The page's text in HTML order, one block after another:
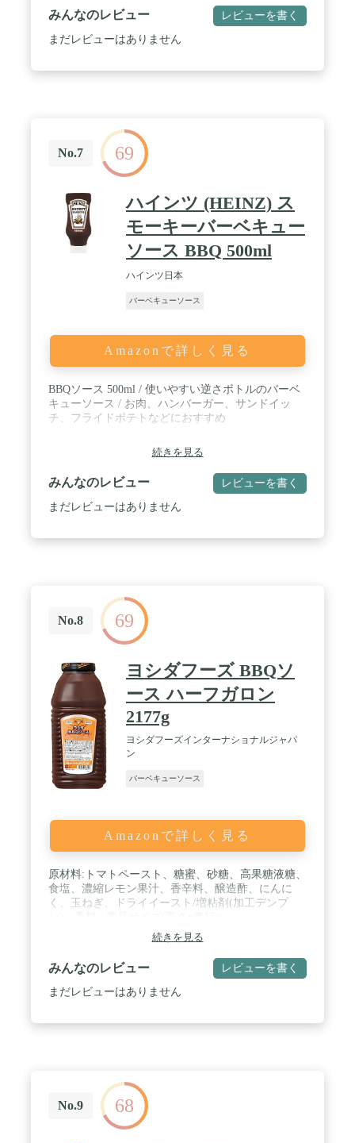
x奥行x幅):23cm×5cm×13cm / 4970077205713
みんなのレビュー レビューを書く
まだレビューはありません
No.7 69
ハインツ (HEINZ) ス
モーキーバーベキュー
ソース BBQ 500ml
ハインツ日本
バーベキューソース
Amazonで詳しく見る
BBQソース 500ml / 使いやすい逆さボトルのバーベ
キューソース / お肉、ハンバーガー、サンドイッ
チ、フライドポテトなどにおすすめ
続きを見る
みんなのレビュー レビューを書く
まだレビューはありません
No.8 69
ヨシダフーズ BBQソ
ース ハーフガロン
2177g
ヨシダフーズインターナショナルジャパ
ン
バーベキューソース
Amazonで詳しく見る
原材料:トマトペースト、糖蜜、砂糖、高果糖液糖、
食塩、濃縮レモン果汁、香辛料、醸造酢、にんに
く、玉ねぎ、ドライイースト/増粘剤(加工デンプ
続きを見る
みんなのレビュー レビューを書く
まだレビューはありません
No.9 68